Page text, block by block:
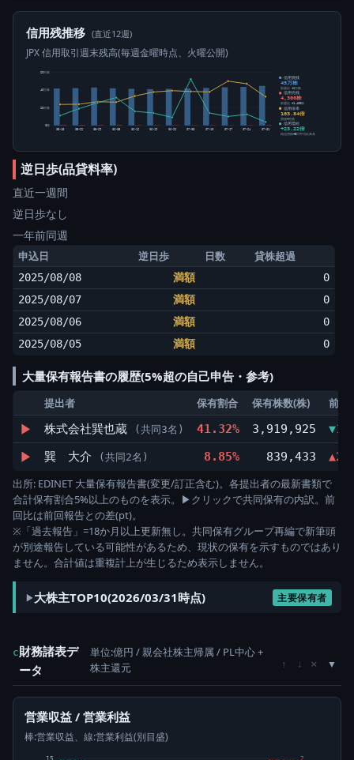
信用残推移 (直近12週)
JPX 信用取引週末残高(毎週金曜時点、火曜公開)
0株
20万株
40万株
60万株
05-15 05-22 05-29 06-05 06-12 06-19 06-26 07-03 07-10 07-17 07-24 07-31
信用買残
45万株
前週比 +1万株
信用売残
4,300株
前週比 +1,400株
信用倍率
103.84倍
買残÷売残
信用需給
+23.22倍
純信用残÷5日平均出来高
逆日歩(品貸料率)
直近一週間
逆日歩なし
一年前同週
申込日 逆日歩 日数 貸株超過
2025/08/08 満額
0
2025/08/07
満額
0
2025/08/06
満額
0
2025/08/05
満額 0
大量保有報告書の履歴(5%超の自己申告・参考)
提出者 保有割合 保有株数(株) 前回
▶ 株式会社巽也蔵 (共同3名) 41.32% 3,919,925
▶ 巽 大介 (共同2名) 8.85% 839,433
出所: EDINET 大量保有報告書(変更/訂正含む)。各提出者の最新書類で
合計保有割合5%以上のものを表示。▶クリックで共同保有の内訳。前
回比は前回報告との差(pt)。
※「過去報告」=18か月以上更新無し。共同保有グループ再編で新筆頭
が別途報告している可能性があるため、現状の保有を示すものではあり
ません。合計値は重複計上が生じるため表示しません。
大株主TOP10(2026/03/31時点) 主要保有者
c財務諸表デ
ータ
単位:億円 / 親会社株主帰属 / PL中心 +
株主還元
↑ ↓ ×
営業収益 / 営業利益
棒:営業収益、線:営業利益(別目盛)